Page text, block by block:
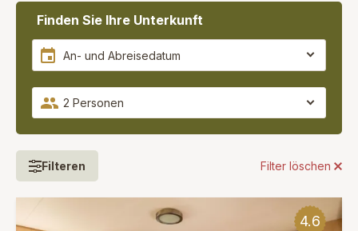
Finden Sie Ihre Unterkunft
2 Personen
Filteren Filter löschen
4.6